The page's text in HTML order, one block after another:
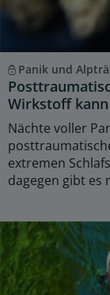
Panik und
Wirkstoff
Nächte voller
extremen
dagegen gibt es